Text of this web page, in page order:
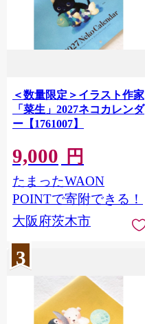
＜数量限定＞イラスト作家
「菜生」2027ネコカレンダ
ー【1761007】
9,000 円
たまったWAON
POINTで寄附できる！
大阪府茨木市
3